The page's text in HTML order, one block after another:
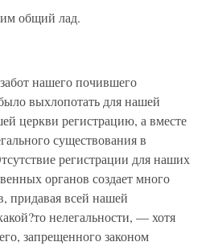
общий лад.
нашего почившего
выхлопотать для нашей
церкви регистрацию, а вместе
существования в
регистрации для наших
органов создает много
придавая всей нашей
нелегальности, — хотя
запрещенного законом